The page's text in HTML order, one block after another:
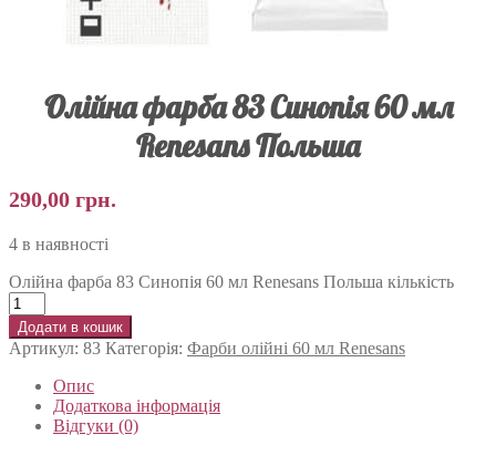
Олійна фарба 83 Синопія 60 мл
Renesans Польша
290,00 грн.
4 в наявності
Олійна фарба 83 Синопія 60 мл Renesans Польша кількість
Додати в кошик
Артикул: 83 Категорія: Фарби олійні 60 мл Renesans
Опис
Додаткова інформація
Відгуки (0)